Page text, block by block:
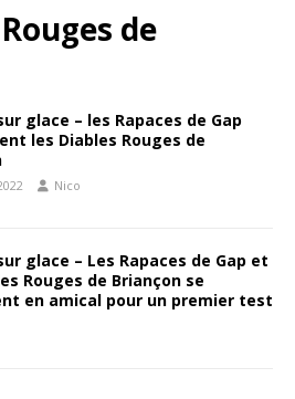
de
glace – les Rapaces de Gap
les Diables Rouges de
Nico
glace – Les Rapaces de Gap et
Rouges de Briançon se
en amical pour un premier test